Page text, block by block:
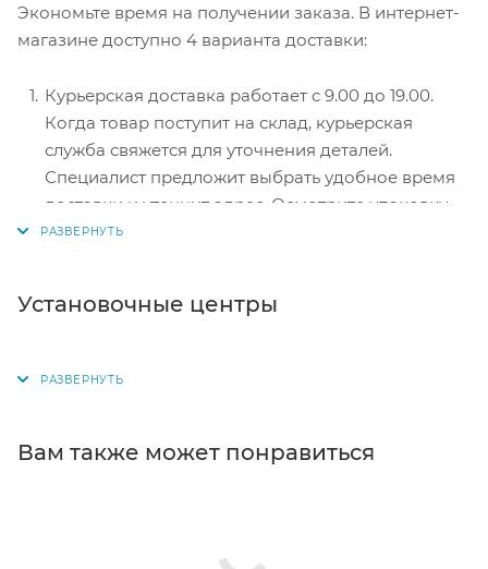
перенаправит вас на сервер системы ASSIST.
Здесь нужно ввести номер карты, срок действия
Электронные системы при онлайн-заказе:
PayPal, WebMoney и Яндекс.Деньги. Для
совершения покупки система перенаправит вас
на страницу платежного сервиса. Здесь
необходимо заполнить форму по инструкции.
Экономьте время на получении заказа. В интернет-
магазине доступно 4 варианта доставки:
Курьерская доставка работает с 9.00 до 19.00.
Когда товар поступит на склад, курьерская
служба свяжется для уточнения деталей.
Специалист предложит выбрать удобное время
доставки и уточнит адрес. Осмотрите упаковку
на целостность и соответствие указанной
для выбора появится в корзине. Когда заказ
получения заказа обратитесь к сотруднику в
телефон или e-mail придет уникальный код.
Почтовая доставка через почту России. Когда
Установочные центры
Вам также может понравиться